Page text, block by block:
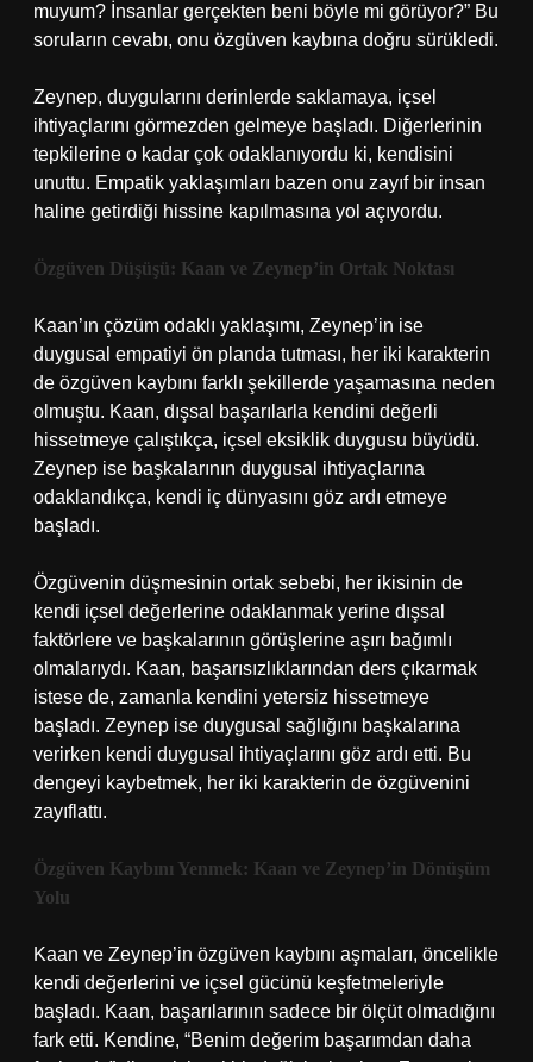
muyum? İnsanlar gerçekten beni böyle mi görüyor?” Bu
soruların cevabı, onu özgüven kaybına doğru sürükledi.
Zeynep, duygularını derinlerde saklamaya, içsel
ihtiyaçlarını görmezden gelmeye başladı. Diğerlerinin
tepkilerine o kadar çok odaklanıyordu ki, kendisini
unuttu. Empatik yaklaşımları bazen onu zayıf bir insan
haline getirdiği hissine kapılmasına yol açıyordu.
Özgüven Düşüşü: Kaan ve Zeynep’in Ortak Noktası
Kaan’ın çözüm odaklı yaklaşımı, Zeynep’in ise
duygusal empatiyi ön planda tutması, her iki karakterin
de özgüven kaybını farklı şekillerde yaşamasına neden
olmuştu. Kaan, dışsal başarılarla kendini değerli
hissetmeye çalıştıkça, içsel eksiklik duygusu büyüdü.
Zeynep ise başkalarının duygusal ihtiyaçlarına
odaklandıkça, kendi iç dünyasını göz ardı etmeye
başladı.
Özgüvenin düşmesinin ortak sebebi, her ikisinin de
kendi içsel değerlerine odaklanmak yerine dışsal
faktörlere ve başkalarının görüşlerine aşırı bağımlı
olmalarıydı. Kaan, başarısızlıklarından ders çıkarmak
istese de, zamanla kendini yetersiz hissetmeye
başladı. Zeynep ise duygusal sağlığını başkalarına
verirken kendi duygusal ihtiyaçlarını göz ardı etti. Bu
dengeyi kaybetmek, her iki karakterin de özgüvenini
zayıflattı.
Özgüven Kaybını Yenmek: Kaan ve Zeynep’in Dönüşüm
Yolu
Kaan ve Zeynep’in özgüven kaybını aşmaları, öncelikle
kendi değerlerini ve içsel gücünü keşfetmeleriyle
başladı. Kaan, başarılarının sadece bir ölçüt olmadığını
fark etti. Kendine, “Benim değerim başarımdan daha